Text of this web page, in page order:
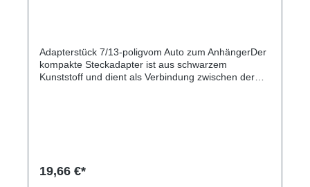
Adapterstück 7/13-poligvom Auto zum AnhängerDer
kompakte Steckadapter ist aus schwarzem
Kunststoff und dient als Verbindung zwischen der
19,66 €*